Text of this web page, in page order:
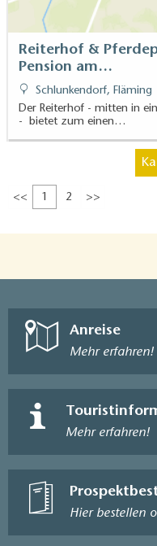
Reiterhof &
Pension am…
Schlunkendorf, Fläming
Der Reiterhof - mitten in
- bietet zum einen…
<< 1 2 >>
Anreise
Mehr erfahren!
Mehr erfahren!
Hier bestellen